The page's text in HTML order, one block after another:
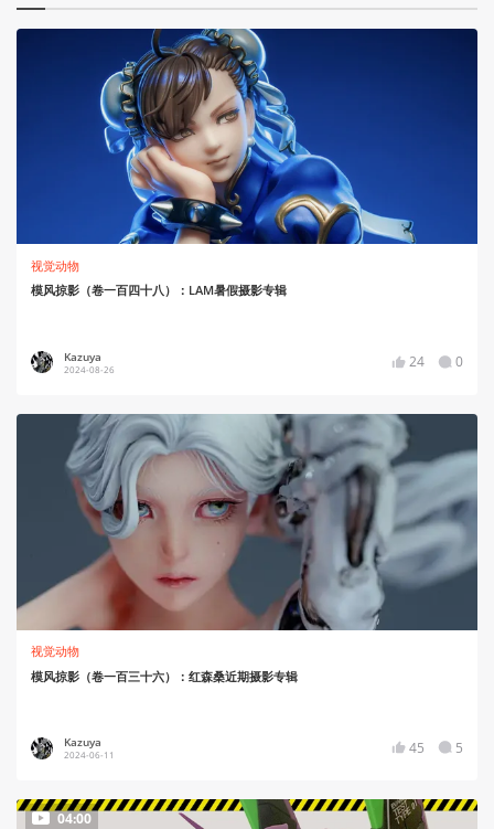
视觉动物
模风掠影（卷一百四十八）：LAM暑假摄影专辑
Kazuya
2024-08-26 24 0
视觉动物
模风掠影（卷一百三十六）：红森桑近期摄影专辑
Kazuya
2024-06-11 45 5
04:00